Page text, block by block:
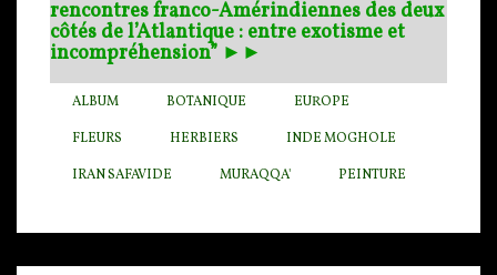
rencontres franco-Amérindiennes des deux
côtés de l’Atlantique : entre exotisme et
incompréhension” ►►
ALBUM BOTANIQUE EUROPE
FLEURS HERBIERS INDE MOGHOLE
IRAN SAFAVIDE MURAQQA' PEINTURE